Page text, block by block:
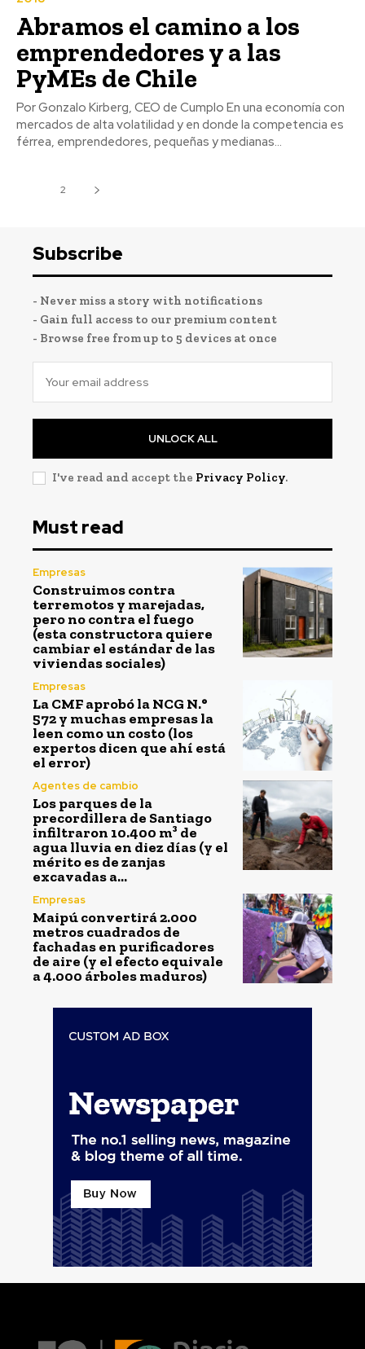
Abramos el camino a los
emprendedores y a las
PyMEs de Chile
Por Gonzalo Kirberg, CEO de Cumplo En una economía con
mercados de alta volatilidad y en donde la competencia es
férrea, emprendedores, pequeñas y medianas...
2
Subscribe
- Never miss a story with notifications
- Gain full access to our premium content
- Browse free from up to 5 devices at once
UNLOCK ALL
I've read and accept the Privacy Policy.
Must read
Empresas
Construimos contra
terremotos y marejadas,
pero no contra el fuego
(esta constructora quiere
cambiar el estándar de las
viviendas sociales)
Empresas
La CMF aprobó la NCG N.°
572 y muchas empresas la
leen como un costo (los
expertos dicen que ahí está
el error)
Agentes de cambio
Los parques de la
precordillera de Santiago
infiltraron 10.400 m³ de
agua lluvia en diez días (y el
mérito es de zanjas
excavadas a...
Empresas
Maipú convertirá 2.000
metros cuadrados de
fachadas en purificadores
de aire (y el efecto equivale
a 4.000 árboles maduros)